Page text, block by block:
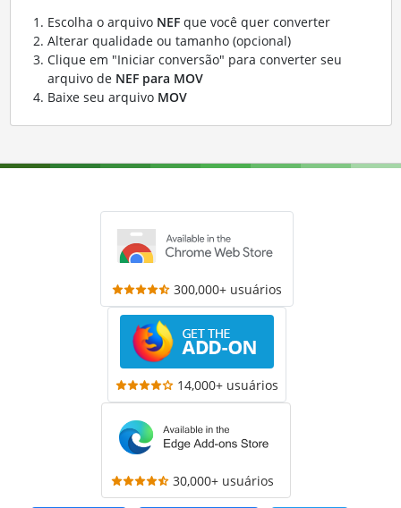
Escolha o arquivo NEFque você quer converter
Alterar qualidade ou tamanho (opcional)
Clique em "Iniciar conversão" para converter seu
arquivo de NEF para MOV
Baixe seu arquivo MOV
300,000+ usuários
14,000+ usuários
30,000+ usuários